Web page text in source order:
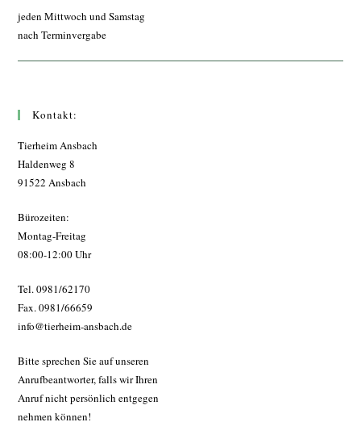
jeden Mittwoch und Samstag
nach Terminvergabe
Kontakt:
Tierheim Ansbach
Haldenweg 8
91522 Ansbach
Bürozeiten:
Montag-Freitag
08:00-12:00 Uhr
Tel. 0981/62170
Fax. 0981/66659
info@tierheim-ansbach.de
Bitte sprechen Sie auf unseren
Anrufbeantworter, falls wir Ihren
Anruf nicht persönlich entgegen
nehmen können!